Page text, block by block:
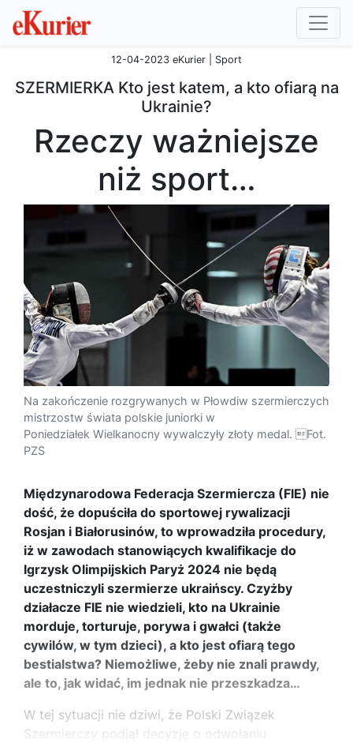
12-04-2023 eKurier | Sport
SZERMIERKA Kto jest katem, a kto ofiarą na
Ukrainie?
Rzeczy ważniejsze
niż sport…
Na zakończenie rozgrywanych w Płowdiw szermierczych
mistrzostw świata polskie juniorki w
Poniedziałek Wielkanocny wywalczyły złoty medal. Fot.
PZS
Międzynarodowa Federacja Szermiercza (FIE) nie
dość, że dopuściła do sportowej rywalizacji
Rosjan i Białorusinów, to wprowadziła procedury,
iż w zawodach stanowiących kwalifikacje do
Igrzysk Olimpijskich Paryż 2024 nie będą
uczestniczyli szermierze ukraińscy. Czyżby
działacze FIE nie wiedzieli, kto na Ukrainie
morduje, torturuje, porywa i gwałci (także
cywilów, w tym dzieci), a kto jest ofiarą tego
bestialstwa? Niemożliwe, żeby nie znali prawdy,
ale to, jak widać, im jednak nie przeszkadza…
W tej sytuacji nie dziwi, że Polski Związek
Szermierczy podjął decyzję o odwołaniu